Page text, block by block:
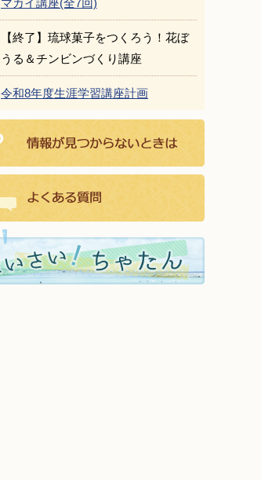
マカイ講座(全7回)
【終了】琉球菓子をつくろう！花ぼ
うる＆チンビンづくり講座
令和8年度生涯学習講座計画